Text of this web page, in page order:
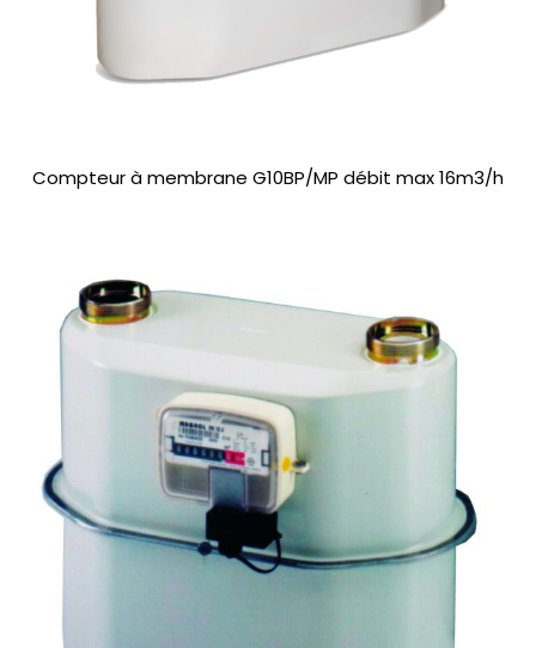
Compteur à membrane G10BP/MP débit max 16m3/h